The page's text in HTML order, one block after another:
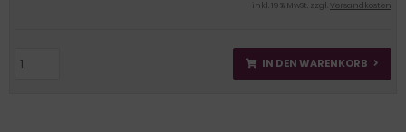
inkl. 19 % MwSt. zzgl.Versandkosten
IN DEN WARENKORB